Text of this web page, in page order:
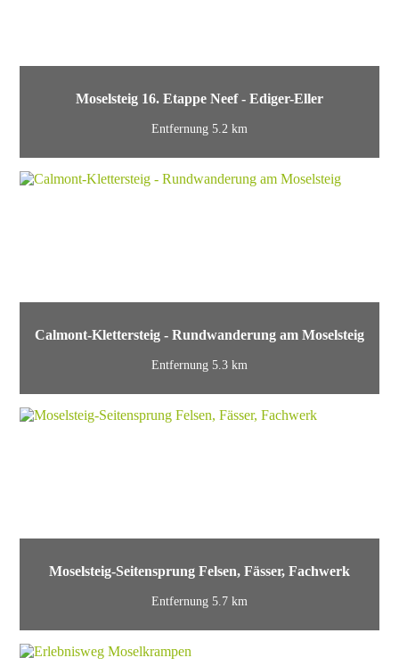
Moselsteig 16. Etappe Neef - Ediger-Eller
Entfernung 5.2 km
Calmont-Klettersteig - Rundwanderung am Moselsteig
Entfernung 5.3 km
Moselsteig-Seitensprung Felsen, Fässer, Fachwerk
Entfernung 5.7 km